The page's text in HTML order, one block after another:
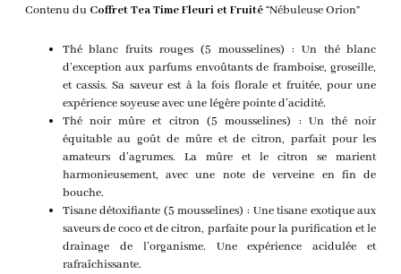
Contenu du Coffret Tea Time Fleuri et Fruité“Nébuleuse Orion”
Thé blanc fruits rouges (5 mousselines) : Un thé blanc
d’exception aux parfums envoûtants de framboise, groseille,
et cassis. Sa saveur est à la fois florale et fruitée, pour une
expérience soyeuse avec une légère pointe d’acidité.
Thé noir mûre et citron (5 mousselines) : Un thé noir
équitable au goût de mûre et de citron, parfait pour les
amateurs d’agrumes. La mûre et le citron se marient
harmonieusement, avec une note de verveine en fin de
bouche.
Tisane détoxifiante (5 mousselines) : Une tisane exotique aux
saveurs de coco et de citron, parfaite pour la purification et le
drainage de l’organisme. Une expérience acidulée et
rafraîchissante.